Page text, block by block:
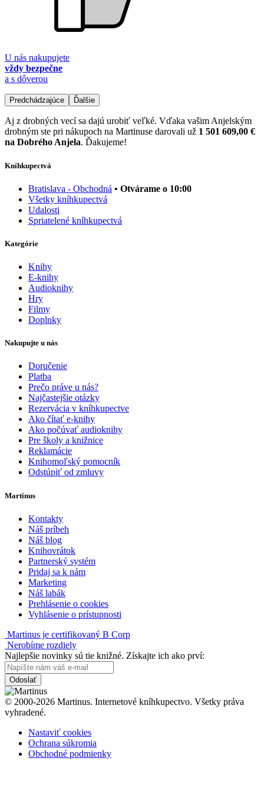
U nás nakupujete
vždy bezpečne
a s dôverou
Predchádzajúce Ďalšie
Aj z drobných vecí sa dajú urobiť veľké. Vďaka vašim Anjelským
drobným ste pri nákupoch na Martinuse darovali už 1 501 609,00 €
na Dobrého Anjela. Ďakujeme!
Kníhkupectvá
Bratislava - Obchodná • Otvárame o 10:00
Všetky kníhkupectvá
Udalosti
Spriatelené kníhkupectvá
Kategórie
Knihy
E-knihy
Audioknihy
Hry
Filmy
Doplnky
Nakupujte u nás
Doručenie
Platba
Prečo práve u nás?
Najčastejšie otázky
Rezervácia v kníhkupectve
Ako čítať e-knihy
Ako počúvať audioknihy
Pre školy a knižnice
Reklamácie
Knihomoľský pomocník
Odstúpiť od zmluvy
Martinus
Kontakty
Náš príbeh
Náš blog
Knihovrátok
Partnerský systém
Pridaj sa k nám
Marketing
Náš labák
Prehlásenie o cookies
Vyhlásenie o prístupnosti
Martinus je certifikovaný B Corp
Nerobíme rozdiely
Najlepšie novinky sú tie knižné. Získajte ich ako prví:
Odoslať
© 2000-2026 Martinus. Internetové kníhkupectvo. Všetky práva
vyhradené.
Nastaviť cookies
Ochrana súkromia
Obchodné podmienky